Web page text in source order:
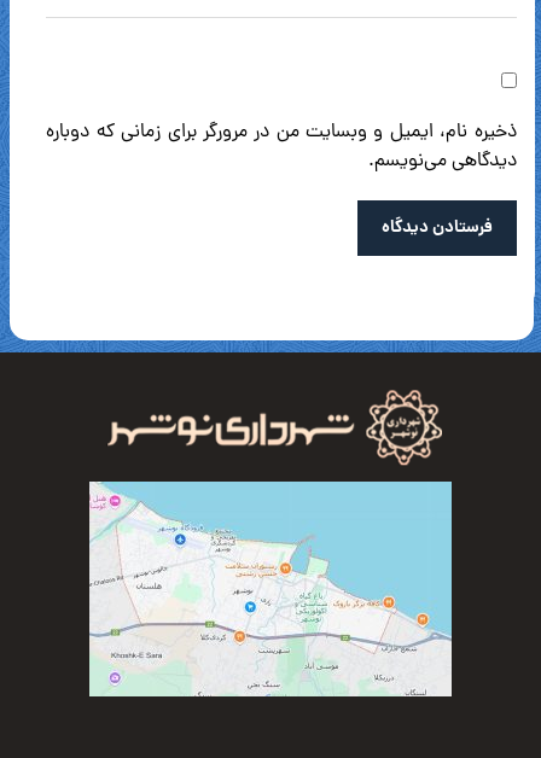
ذخیره نام، ایمیل و وبسایت من در مرورگر برای زمانی که دوباره
دیدگاهی می‌نویسم.
فرستادن دیدگاه